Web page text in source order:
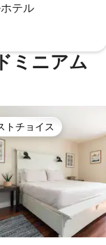
テル
ミニアム
トチョイス
トチョイス